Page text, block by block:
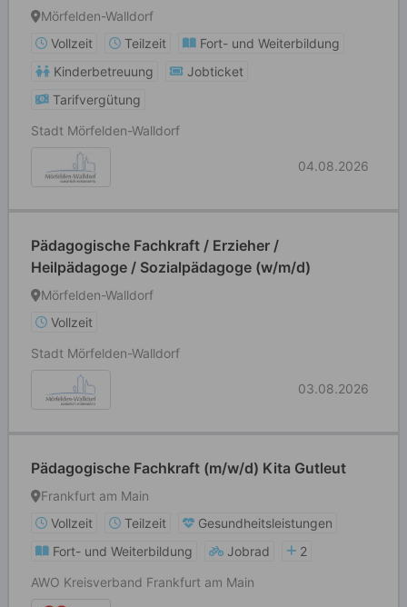
Grund- und Förderschullehrer:innen o. ä.)
Mörfelden-Walldorf
Vollzeit
Teilzeit
Fort- und Weiterbildung
Kinderbetreuung
Jobticket
Tarifvergütung
Stadt Mörfelden-Walldorf
04.08.2026
Pädagogische Fachkraft / Erzieher /
Heilpädagoge / Sozialpädagoge (w/m/d)
Mörfelden-Walldorf
Vollzeit
Stadt Mörfelden-Walldorf
03.08.2026
Pädagogische Fachkraft (m/w/d) Kita Gutleut
Frankfurt am Main
Vollzeit
Teilzeit
Gesundheitsleistungen
Fort- und Weiterbildung
Jobrad
2
AWO Kreisverband Frankfurt am Main